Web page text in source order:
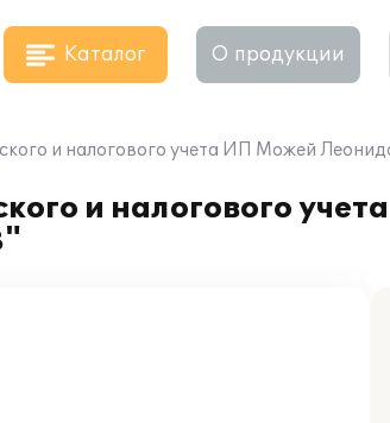
Каталог О продукции
и налогового учета ИП Можей
и налогового